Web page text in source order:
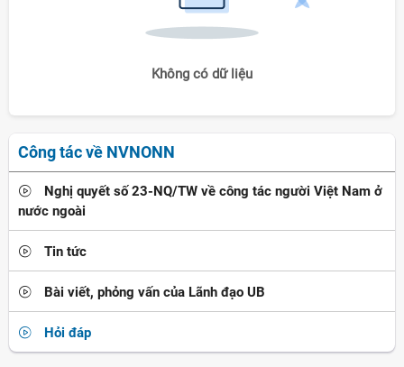
Không có dữ liệu
Công tác về NVNONN
Nghị quyết số 23-NQ/TW về công tác người Việt Nam ở
nước ngoài
Tin tức
Bài viết, phỏng vấn của Lãnh đạo UB
Hỏi đáp